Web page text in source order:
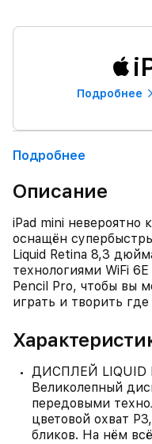
Подробнее
Подробнее
Описание
iPad mini
оснащён
Liquid Retina 8,3
технологиями WiFi
Pencil Pro, чтобы вы
играть и творить где
ДИСПЛЕЙ
Великолепный
передовыми
цветовой охват
бликов. На нём